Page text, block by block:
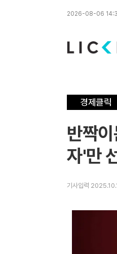
2026-08-06
경제클릭
반짝
자'만
기사입력